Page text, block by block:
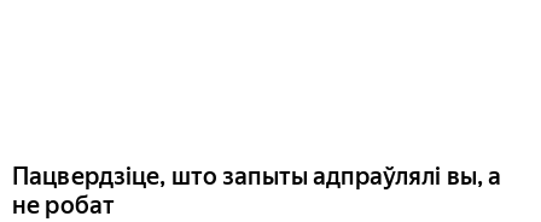
Пацвердзіце, што запыты адпраўлялі вы, а
не робат